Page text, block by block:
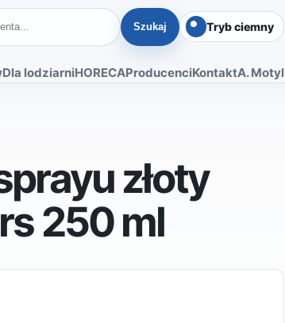
Szukaj Tryb ciemny
Dla lodziarniHORECAProducenciKontaktA. Motyl
złoty
250 ml